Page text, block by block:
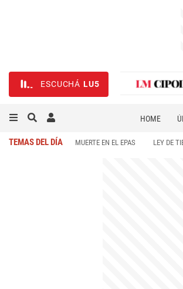
ESCUCHÁ LU5
HOME
TEMAS DEL DÍA MUERTE EN EL EPAS LEY DE